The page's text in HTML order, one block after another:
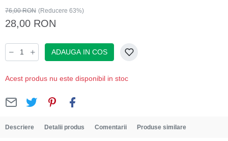
76,00 RON (Reducere 63%)
28,00 RON
ADAUGA IN COS
Acest produs nu este disponibil in stoc
Descriere Detalii produs Comentarii Produse similare